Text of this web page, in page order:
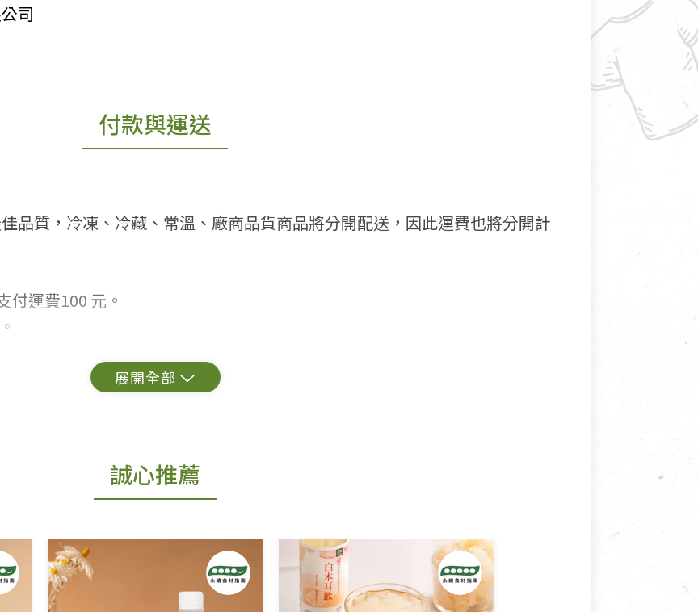
司
付款與運送
品質，冷凍、冷藏、常溫、廠商品貨商品將分開配送，因此運費也將分開計
付運費100 元。
鑑賞期商品」情形者，除商品瑕疵以外，恕不接受退換貨.
誠心推薦